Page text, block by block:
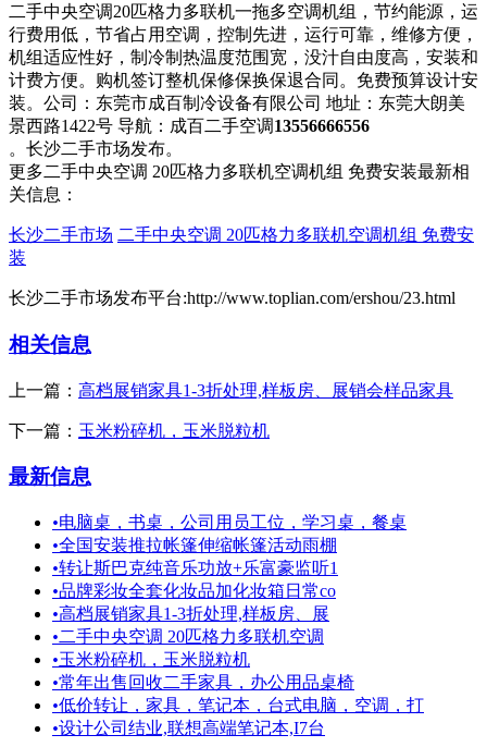
二手中央空调20匹格力多联机一拖多空调机组，节约能​‌‌源，运
行费用低，节省占用空调，控制先进，运行可靠，维修方便，
机组适应性好，制冷制热温度范围宽，没汁自由度高，安装和
计费方便。购机签订整机保修保换保退合同。免费预算设计安
装。公司：东莞市成百制冷设备有限公司 地址：东莞大朗美
景西路1422号 导航：成百二手空调13556666556
。长沙二手市场发布。
更多二手中央空调 20匹格力多联机空调机组 免费安装最新相
关信息：
长沙二手市场 二手中央空调 20匹格力多联机空调机组 免费安
装
长沙二手市场发布平台:http://www.toplian.com/ershou/23.html
相关信息
上一篇： 高档展销家具1-3折处理,样板房、展销会样品家具
下一篇： 玉米粉碎机，玉米脱粒机
最新信息
•电脑桌，书桌，公司用员工位，学习桌，餐桌
•全国安装推拉帐篷伸缩帐篷活动雨棚
•转让斯巴克纯音乐功放+乐富豪监听1
•品牌彩妆全套化妆品加化妆箱日常co
•高档展销家具1-3折处理,样板房、展
•二手中央空调 20匹格力多联机空调
•玉米粉碎机，玉米脱粒机
•常年出售回收二手家具，办公用品桌椅
•低价转让，家具，笔记本，台式电脑，空调，打
•设计公司结业,联想高端笔记本,I7台